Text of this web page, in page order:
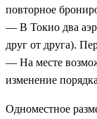
повторное
— В Токио два
друг от друга).
— На месте
изменение
Одноместное